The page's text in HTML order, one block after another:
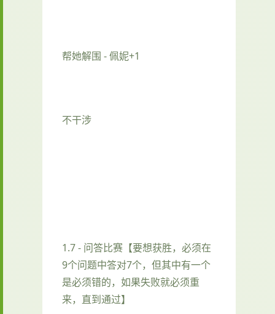
帮她解围 - 佩妮+1
不干涉
1.7 - 问答比赛【要想获胜，必须在
9个问题中答对7个，但其中有一个
是必须错的，如果失败就必须重
来，直到通过】